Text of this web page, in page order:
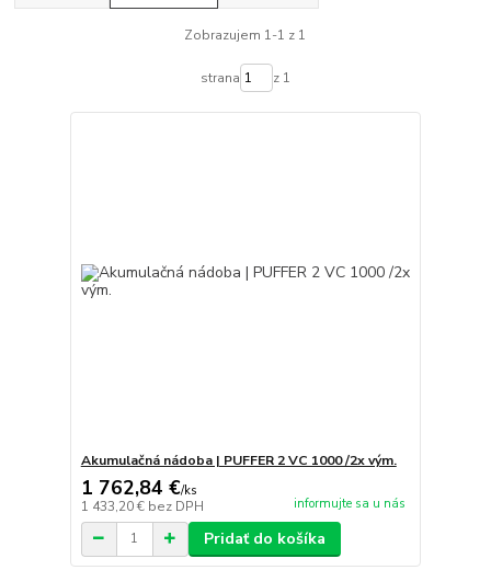
Zobrazujem 1-1 z 1
strana z 1
Akumulačná nádoba | PUFFER 2 VC 1000 /2x vým.
1 762,84 €/ks
1 433,20 € bez DPH informujte sa u nás
Pridať do košíka